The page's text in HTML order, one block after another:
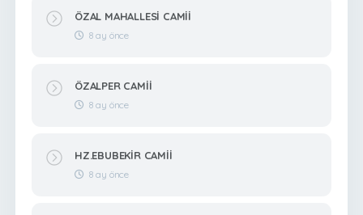
ÖZAL MAHALLESİ CAMİİ
8 ay önce
ÖZALPER CAMİİ
8 ay önce
HZ.EBUBEKİR CAMİİ
8 ay önce